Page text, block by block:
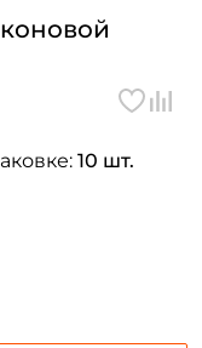
10 шт.